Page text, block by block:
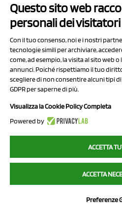
Privacy
Cookie
Chi
2023 NCX Drahorad srl
myfruit.it è parte del
NCX Drahorad - Via Provinciale
Questo sito web
personali dei
Con il tuo consenso, noi e i nostri
tecnologie simili per archiviare,
come, ad esempio, la visita al sito web
annunci. Poiché rispettiamo il tuo
scegliere di non consentire alcuni tipi
GDPR per saperne di più.
Visualizza la Cookie Policy Completa
Powered by
ACCETTA
ACCETTA
Preferenze